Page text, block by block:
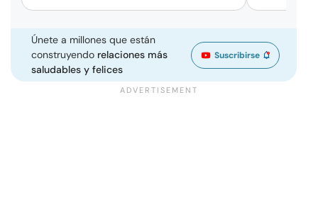
Únete a millones que están
construyendo relaciones más
saludables y felices
Suscribirse